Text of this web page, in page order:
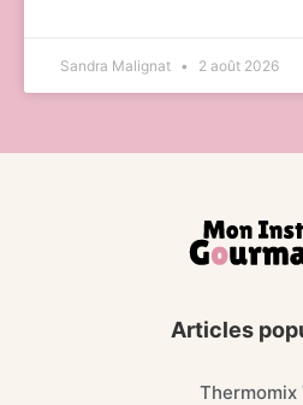
Sandra Malignat 2 août 2026
Articles
Thermomix